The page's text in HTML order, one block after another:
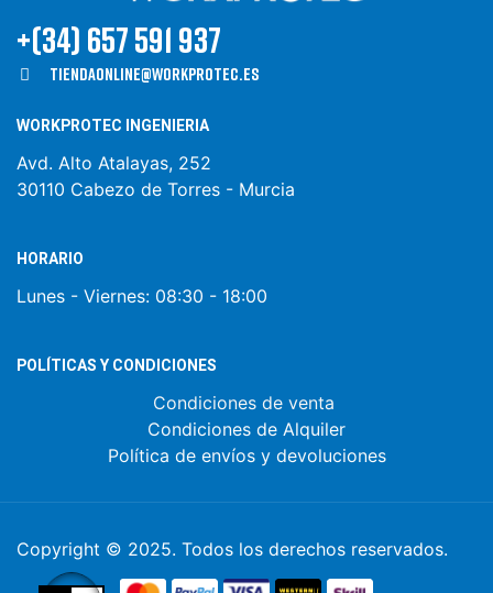
+(34) 657 591 937
Tiendaonline@workprotec.es
WORKPROTEC INGENIERIA
Avd. Alto Atalayas, 252
30110 Cabezo de Torres - Murcia
HORARIO
Lunes - Viernes: 08:30 - 18:00
POLÍTICAS Y CONDICIONES
Condiciones de venta
Condiciones de Alquiler
Política de envíos y devoluciones
Copyright © 2025. Todos los derechos reservados.